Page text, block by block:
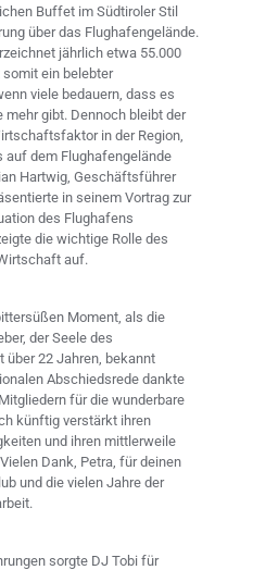
Buffet im Südtiroler Stil
über das Flughafengelände.
jährlich etwa 55.000
ein belebter
viele bedauern, dass es
gibt. Dennoch bleibt der
in der Region,
auf dem Flughafengelände
Hartwig, Geschäftsführer
in seinem Vortrag zur
des Flughafens
die wichtige Rolle des
auf.
Moment, als die
der Seele des
über 22 Jahren, bekannt
Abschiedsrede dankte
für die wunderbare
künftig verstärkt ihren
und ihren mittlerweile
Dank, Petra, für deinen
und die vielen Jahre der
sorgte DJ Tobi für